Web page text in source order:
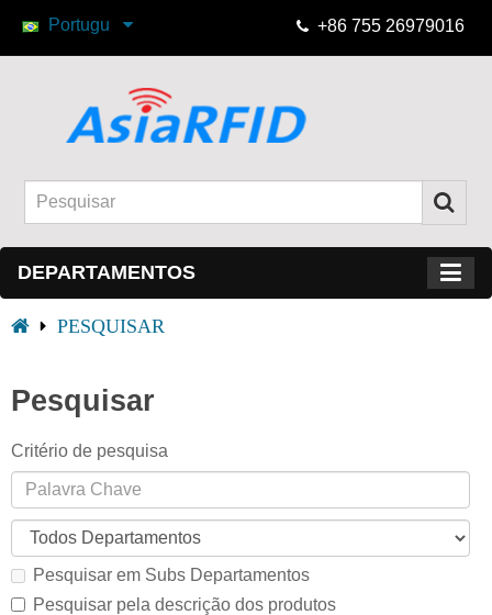
Portugu +86 755 26979016
DEPARTAMENTOS
PESQUISAR
Pesquisar
Critério de pesquisa
Pesquisar em Subs Departamentos
Pesquisar pela descrição dos produtos